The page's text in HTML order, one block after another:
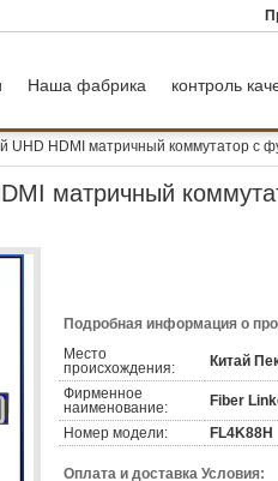
Наша фабрика контроль
UHD HDMI матричный коммутатор с
матричный
Подробная информация о
Место
происхождения:
Китай
Фирменное
наименование:
Fiber
Номер модели:
FL4K88H
Оплата и доставка Условия: